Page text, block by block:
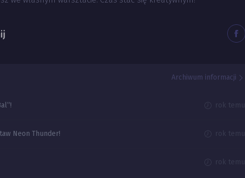
Archiwum informacji
rok temu
Neon Thunder! rok temu
rok temu